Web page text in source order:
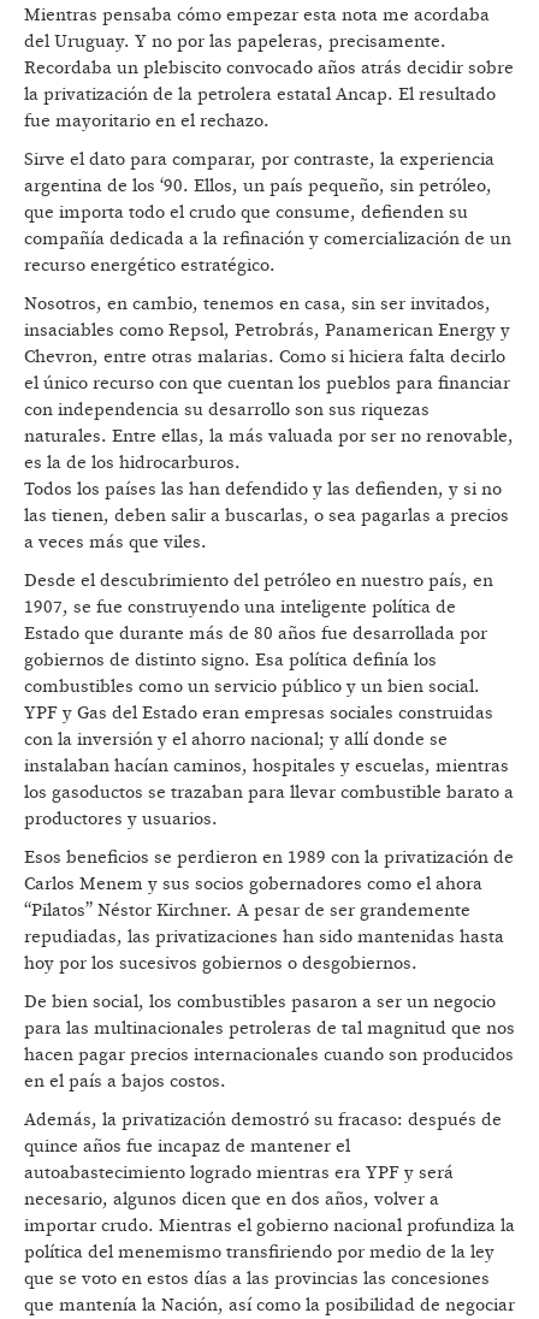
Mientras pensaba cómo empezar esta nota me acordaba
del Uruguay. Y no por las papeleras, precisamente.
Recordaba un plebiscito convocado años atrás decidir sobre
la privatización de la petrolera estatal Ancap. El resultado
fue mayoritario en el rechazo.
Sirve el dato para comparar, por contraste, la experiencia
argentina de los ‘90. Ellos, un país pequeño, sin petróleo,
que importa todo el crudo que consume, defienden su
compañía dedicada a la refinación y comercialización de un
recurso energético estratégico.
Nosotros, en cambio, tenemos en casa, sin ser invitados,
insaciables como Repsol, Petrobrás, Panamerican Energy y
Chevron, entre otras malarias. Como si hiciera falta decirlo
el único recurso con que cuentan los pueblos para financiar
con independencia su desarrollo son sus riquezas
naturales. Entre ellas, la más valuada por ser no renovable,
es la de los hidrocarburos.
Todos los países las han defendido y las defienden, y si no
las tienen, deben salir a buscarlas, o sea pagarlas a precios
a veces más que viles.
Desde el descubrimiento del petróleo en nuestro país, en
1907, se fue construyendo una inteligente política de
Estado que durante más de 80 años fue desarrollada por
gobiernos de distinto signo. Esa política definía los
combustibles como un servicio público y un bien social.
YPF y Gas del Estado eran empresas sociales construidas
con la inversión y el ahorro nacional; y allí donde se
instalaban hacían caminos, hospitales y escuelas, mientras
los gasoductos se trazaban para llevar combustible barato a
productores y usuarios.
Esos beneficios se perdieron en 1989 con la privatización de
Carlos Menem y sus socios gobernadores como el ahora
“Pilatos” Néstor Kirchner. A pesar de ser grandemente
repudiadas, las privatizaciones han sido mantenidas hasta
hoy por los sucesivos gobiernos o desgobiernos.
De bien social, los combustibles pasaron a ser un negocio
para las multinacionales petroleras de tal magnitud que nos
hacen pagar precios internacionales cuando son producidos
en el país a bajos costos.
Además, la privatización demostró su fracaso: después de
quince años fue incapaz de mantener el
autoabastecimiento logrado mientras era YPF y será
necesario, algunos dicen que en dos años, volver a
importar crudo. Mientras el gobierno nacional profundiza la
política del menemismo transfiriendo por medio de la ley
que se voto en estos días a las provincias las concesiones
que mantenía la Nación, así como la posibilidad de negociar